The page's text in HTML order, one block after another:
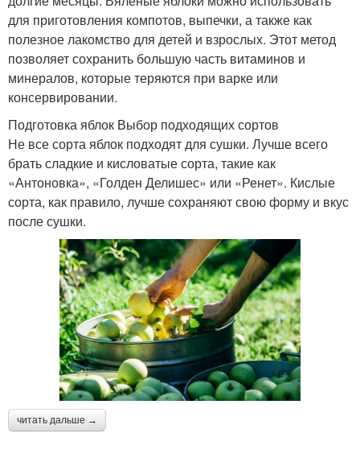
для приготовления компотов, выпечки, а также как
полезное лакомство для детей и взрослых. Этот метод
позволяет сохранить большую часть витаминов и
минералов, которые теряются при варке или
консервировании.
Подготовка яблок Выбор подходящих сортов
Не все сорта яблок подходят для сушки. Лучше всего
брать сладкие и кисловатые сорта, такие как
«Антоновка», «Голден Делишес» или «Ренет». Кислые
сорта, как правило, лучше сохраняют свою форму и вкус
после сушки.
читать дальше →